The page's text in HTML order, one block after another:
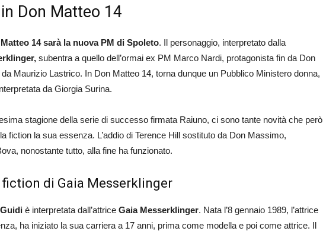
Don Matteo 14
14 sarà la nuova PM di Spoleto. Il personaggio, interpretato dalla
subentra a quello dell’ormai ex PM Marco Nardi, protagonista fin da Don
Maurizio Lastrico. In Don Matteo 14, torna dunque un Pubblico Ministero donna,
da Giorgia Surina.
stagione della serie di successo firmata Raiuno, ci sono tante novità che però
fiction la sua essenza. L’addio di Terence Hill sostituto da Don Massimo,
nonostante tutto, alla fine ha funzionato.
fiction di Gaia Messerklinger
è interpretata dall’attrice Gaia Messerklinger. Nata l’8 gennaio 1989, l’attrice
ha iniziato la sua carriera a 17 anni, prima come modella e poi come attrice. Il